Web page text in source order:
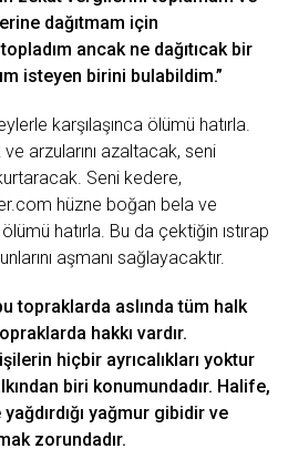
dağıtmam için
ancak ne dağıtıcak bir
isteyen birini bulabildim.”
karşılaşınca ölümü hatırla.
ve arzularını azaltacak, seni
Seni kedere,
hüzne boğan bela ve
hatırla. Bu da çektiğin ıstırap
aşmanı sağlayacaktır.
topraklarda aslında tüm halk
hakkı vardır.
hiçbir ayrıcalıkları yoktur
biri konumundadır. Halife,
yağmur gibidir ve
zorundadır.